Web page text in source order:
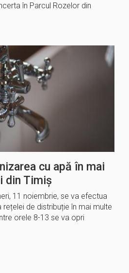
în Parcul Rozelor din
cu apă în mai
din Timiș
11 noiembrie, se va efectua
rețelei de distribuție în mai multe
orele 8-13 se va opri